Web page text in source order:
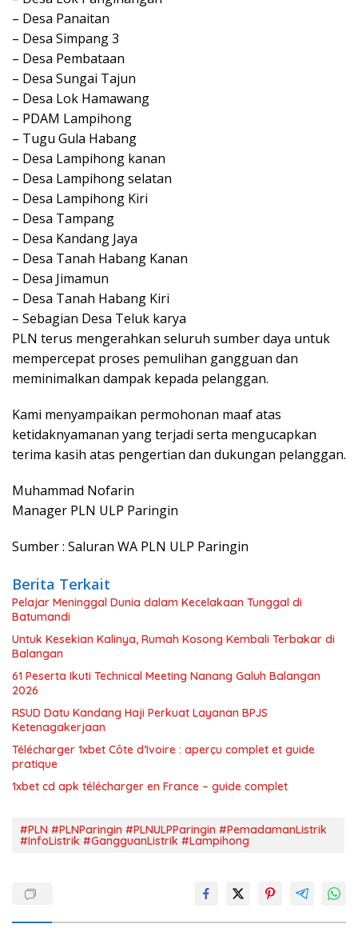
– Desa Panaitan
– Desa Simpang 3
– Desa Pembataan
– Desa Sungai Tajun
– Desa Lok Hamawang
– PDAM Lampihong
– Tugu Gula Habang
– Desa Lampihong kanan
– Desa Lampihong selatan
– Desa Lampihong Kiri
– Desa Tampang
– Desa Kandang Jaya
– Desa Tanah Habang Kanan
– Desa Jimamun
– Desa Tanah Habang Kiri
– Sebagian Desa Teluk karya
PLN terus mengerahkan seluruh sumber daya untuk
mempercepat proses pemulihan gangguan dan
meminimalkan dampak kepada pelanggan.
Kami menyampaikan permohonan maaf atas
ketidaknyamanan yang terjadi serta mengucapkan
terima kasih atas pengertian dan dukungan pelanggan.
Muhammad Nofarin
Manager PLN ULP Paringin
Sumber : Saluran WA PLN ULP Paringin
Berita Terkait
Pelajar Meninggal Dunia dalam Kecelakaan Tunggal di
Batumandi
Untuk Kesekian Kalinya, Rumah Kosong Kembali Terbakar di
Balangan
61 Peserta Ikuti Technical Meeting Nanang Galuh Balangan
2026
RSUD Datu Kandang Haji Perkuat Layanan BPJS
Ketenagakerjaan
Télécharger 1xbet Côte d’Ivoire : aperçu complet et guide
pratique
1xbet cd apk télécharger en France – guide complet
#PLN #PLNParingin #PLNULPParingin #PemadamanListrik
#InfoListrik #GangguanListrik #Lampihong